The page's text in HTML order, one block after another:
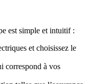
est simple et intuitif :
et choisissez le
correspond à vos